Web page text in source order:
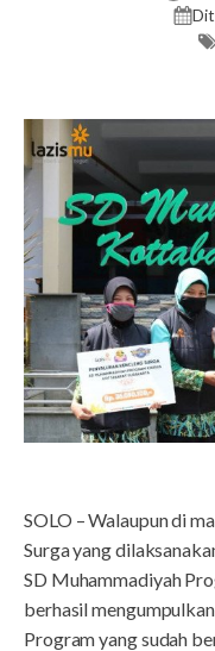
SOLO – Walaupun di
Surga yang
SD Muhammadiyah
berhasil
Program yang sudah